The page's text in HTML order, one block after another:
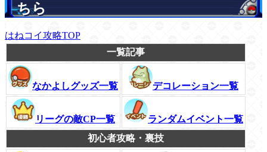
ちら
はねコイ攻略TOP
一覧記事
なかよしグッズ一覧 デコレーション一覧
リーグの敵CP一覧
ランダムイベント一覧
初心者攻略・裏技